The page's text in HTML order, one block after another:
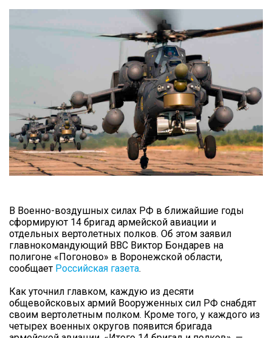
КОНТАКТЫ
В Военно-воздушных силах РФ в ближайшие годы
сформируют 14 бригад армейской авиации и
отдельных вертолетных полков. Об этом заявил
главнокомандующий ВВС Виктор Бондарев на
полигоне «Погоново» в Воронежской области,
сообщает Российская газета.
Как уточнил главком, каждую из десяти
общевойсковых армий Вооруженных сил РФ снабдят
своим вертолетным полком. Кроме того, у каждого из
четырех военных округов появится бригада